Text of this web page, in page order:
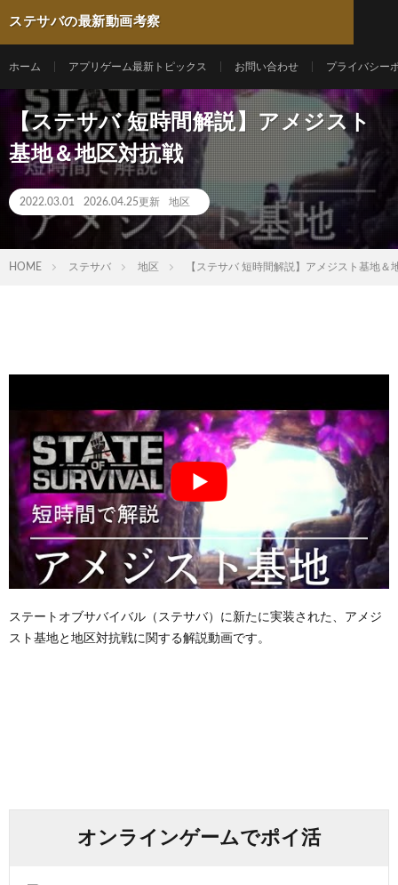
ステサバの最新動画考察
ホーム アプリゲーム最新トピックス お問い合わせ プライバシー
【ステサバ 短時間解説】アメジスト
基地＆地区対抗戦
2022.03.01 2026.04.25更新 地区
HOME ステサバ 地区 【ステサバ 短時間解説】アメジスト基地＆
ステートオブサバイバル（ステサバ）に新たに実装された、アメジ
スト基地と地区対抗戦に関する解説動画です。
オンラインゲームでポイ活